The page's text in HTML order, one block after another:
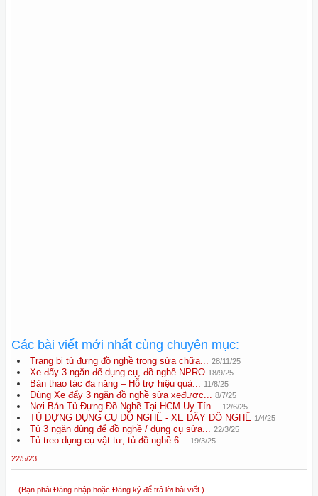
Các bài viết mới nhất cùng chuyên mục:
Trang bị tủ đựng đồ nghề trong sửa chữa... 28/11/25
Xe đẩy 3 ngăn để dụng cụ, đồ nghề NPRO 18/9/25
Bàn thao tác đa năng – Hỗ trợ hiệu quả... 11/8/25
Dùng Xe đẩy 3 ngăn đồ nghề sửa xeđược... 8/7/25
Nơi Bán Tủ Đựng Đồ Nghề Tại HCM Uy Tín... 12/6/25
TỦ ĐỰNG DỤNG CỤ ĐỒ NGHỀ - XE ĐẨY ĐỒ NGHỀ 1/4/25
Tủ 3 ngăn dùng để đồ nghề / dụng cụ sửa... 22/3/25
Tủ treo dụng cụ vật tư, tủ đồ nghề 6... 19/3/25
22/5/23
(Bạn phải Đăng nhập hoặc Đăng ký để trả lời bài viết.)